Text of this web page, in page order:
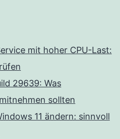
mit hoher CPU-Last:
29639: Was
sollten
11 ändern: sinnvoll